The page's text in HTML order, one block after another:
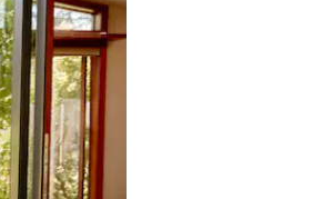
faisant glisser.